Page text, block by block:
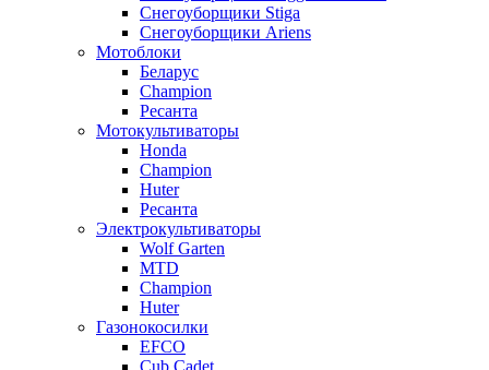
Снегоуборщики Stiga
Снегоуборщики Ariens
Мотоблоки
Беларус
Champion
Ресанта
Мотокультиваторы
Honda
Champion
Huter
Ресанта
Электрокультиваторы
Wolf Garten
MTD
Champion
Huter
Газонокосилки
EFCO
Cub Cadet